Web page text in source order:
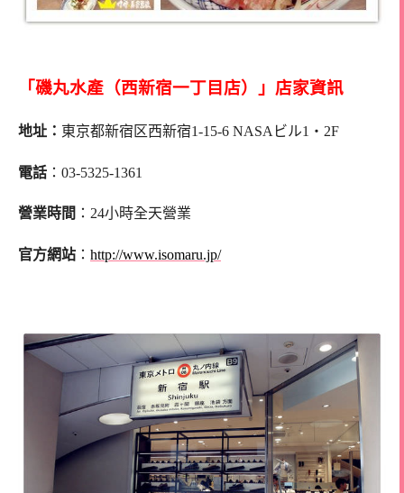
「磯丸水產（西新宿一丁目店）」店家資訊
地址： 東京都新宿区西新宿1-15-6 NASAビル1・2F
電話 ：03-5325-1361
營業時間 ：24小時全天營業
官方網站 ： http://www.isomaru.jp/